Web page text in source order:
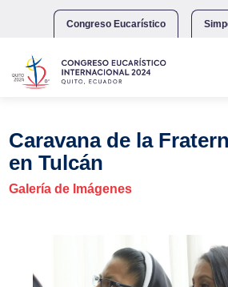
Congreso Eucarístico
Caravana de la
en Tulcán
Galería de Imágenes